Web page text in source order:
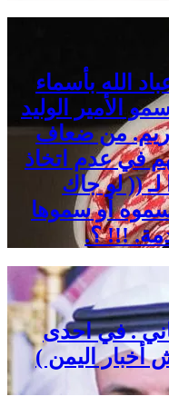
الله بأسماء
الأمير الوليد
ريم. من ضعاف
في عدم اتخاذ
(( لو جاك
أو سموها
!!! ؟.
. في احدى
أخبار اليمن )